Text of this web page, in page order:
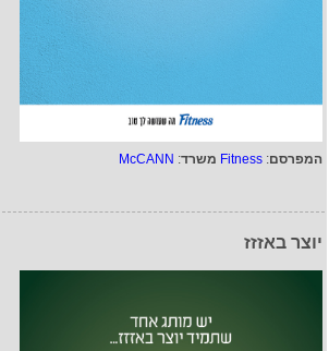
המפרסם:
Fitness משרד:
McCANN
יוצר באזזז